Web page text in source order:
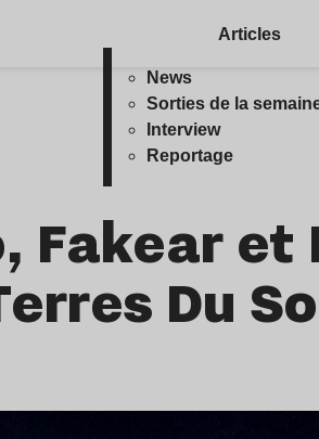
Articles
News
Sorties de la
Interview
Reportage
Fakear et
Du